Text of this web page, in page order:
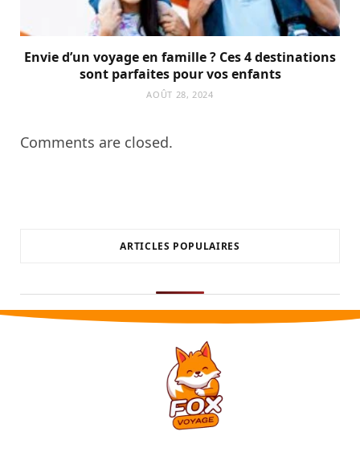
Envie d’un voyage en famille ? Ces 4 destinations
sont parfaites pour vos enfants
AOÛT 28, 2024
Comments are closed.
ARTICLES POPULAIRES